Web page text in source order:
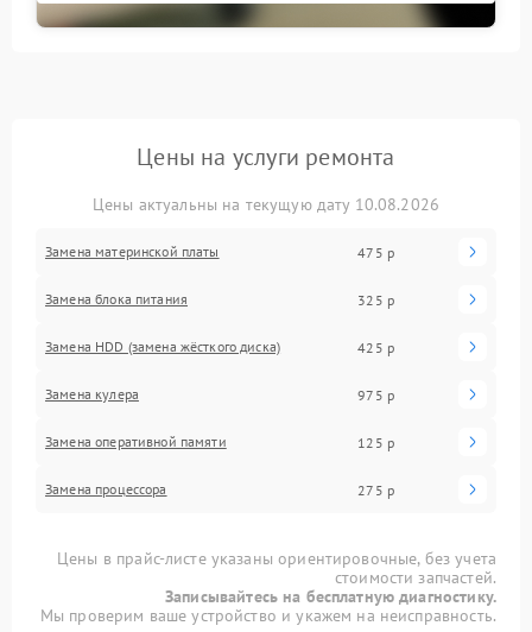
Цены на услуги ремонта
Цены актуальны на текущую дату 10.08.2026
Замена материнской платы 475 р
Замена блока питания 325 р
Замена HDD (замена жёсткого диска) 425 р
Замена кулера 975 р
Замена оперативной памяти 125 р
Замена процессора 275 р
Цены в прайс-листе указаны ориентировочные, без учета
стоимости запчастей.
Записывайтесь на бесплатную диагностику.
Мы проверим ваше устройство и укажем на неисправность.